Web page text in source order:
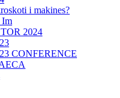
i makines?
Im
2024
CONFERENCE